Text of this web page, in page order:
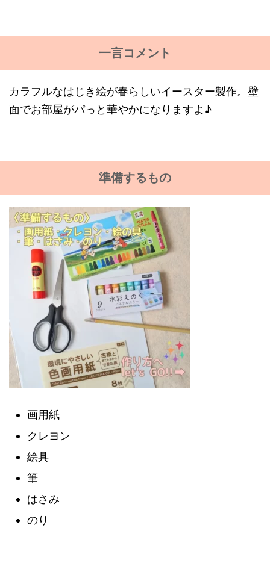
一言コメント
カラフルなはじき絵が春らしいイースター製作。壁
面でお部屋がパっと華やかになりますよ♪
準備するもの
画用紙
クレヨン
絵具
筆
はさみ
のり